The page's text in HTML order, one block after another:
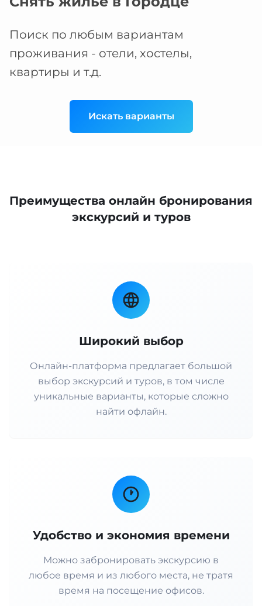
Поиск по любым вариантам
проживания - отели, хостелы,
квартиры и т.д.
Искать варианты
Преимущества онлайн бронирования
экскурсий и туров
Широкий выбор
Онлайн-платформа предлагает большой
выбор экскурсий и туров, в том числе
уникальные варианты, которые сложно
найти офлайн.
Удобство и экономия времени
Можно забронировать экскурсию в
любое время и из любого места, не тратя
время на посещение офисов.